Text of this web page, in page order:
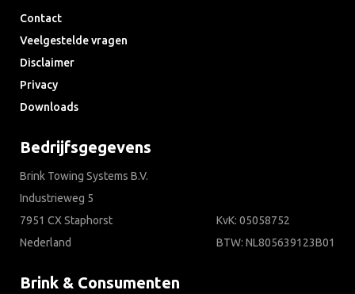
Contact
Veelgestelde vragen
Disclaimer
Privacy
Downloads
Bedrijfsgegevens
Brink Towing Systems B.V.
Industrieweg 5
7951 CX Staphorst
Nederland
KvK: 05058752
BTW: NL805639123B01
Brink & Consumenten